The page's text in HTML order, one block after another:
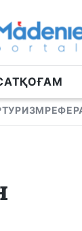
ҚОҒАМ
ТУРИЗМ